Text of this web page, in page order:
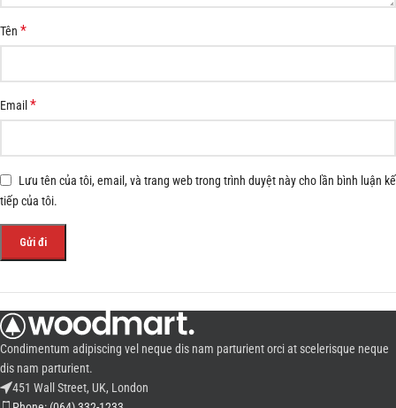
Tên *
Email*
Lưu tên của tôi, email, và trang web trong trình duyệt này cho lần bình luận kế
tiếp của tôi.
Condimentum adipiscing vel neque dis nam parturient orci at scelerisque neque
dis nam parturient.
451 Wall Street, UK, London